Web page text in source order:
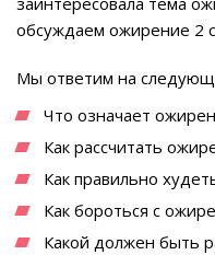
обсуждаем ожирение 2
Мы ответим на
Что означает
Как рассчитать
Как правильно
Как бороться с
Какой должен быть